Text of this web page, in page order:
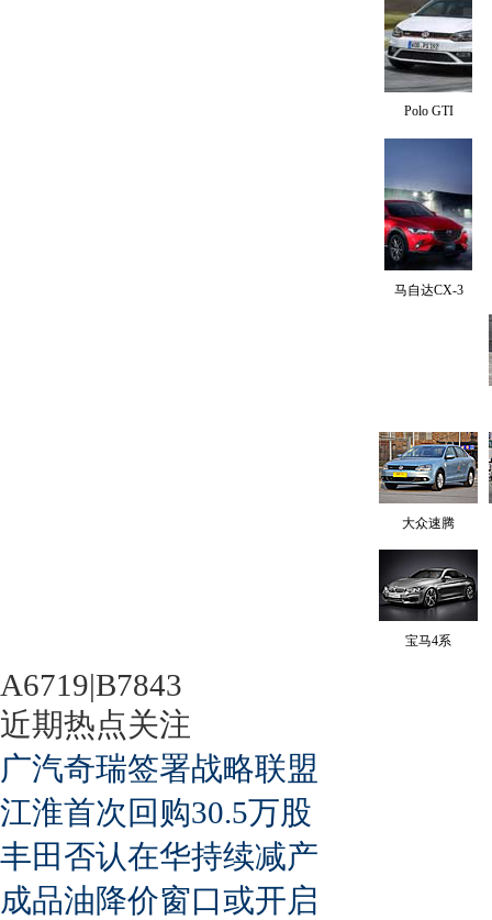
Polo GTI
马自达CX-3
大众速腾
宝马4系
A6719|B7843
近期热点关注
广汽奇瑞签署战略联盟
江淮首次回购30.5万股
丰田否认在华持续减产
成品油降价窗口或开启